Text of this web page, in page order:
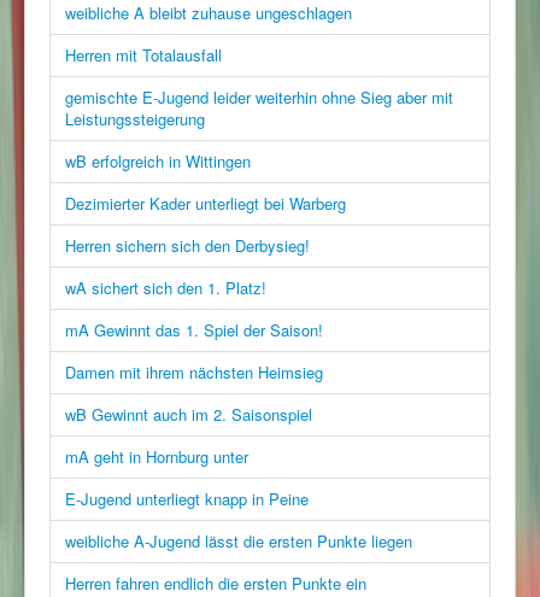
weibliche A bleibt zuhause ungeschlagen
Herren mit Totalausfall
gemischte E-Jugend leider weiterhin ohne Sieg aber mit
Leistungssteigerung
wB erfolgreich in Wittingen
Dezimierter Kader unterliegt bei Warberg
Herren sichern sich den Derbysieg!
wA sichert sich den 1. Platz!
mA Gewinnt das 1. Spiel der Saison!
Damen mit ihrem nächsten Heimsieg
wB Gewinnt auch im 2. Saisonspiel
mA geht in Hornburg unter
E-Jugend unterliegt knapp in Peine
weibliche A-Jugend lässt die ersten Punkte liegen
Herren fahren endlich die ersten Punkte ein